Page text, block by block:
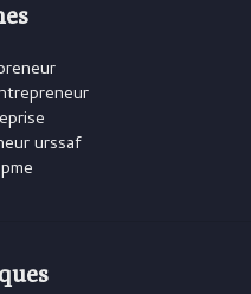
urssaf